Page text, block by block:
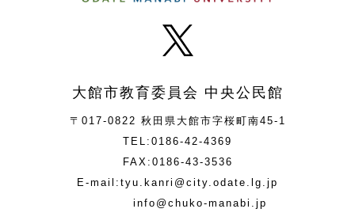
大館市教育委員会 中央公民館
〒017-0822 秋田県大館市字桜町南45-1
TEL:0186-42-4369
FAX:0186-43-3536
E-mail:tyu.kanri@city.odate.lg.jp
info@chuko-manabi.jp